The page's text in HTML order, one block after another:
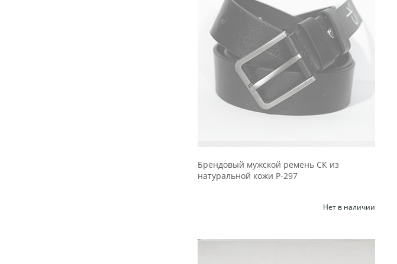
Брендовый мужской ремень СК из
натуральной кожи Р-297
Нет в наличии